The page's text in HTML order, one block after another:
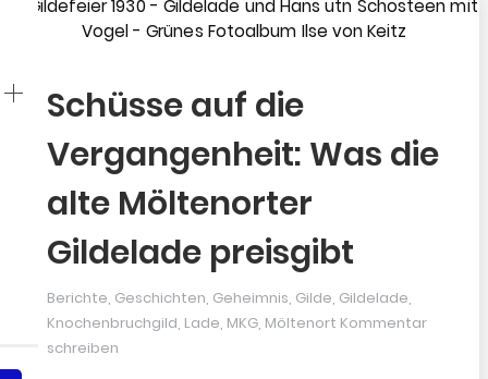
Schüsse auf die
Vergangenheit: Was die
alte Möltenorter
Gildelade preisgibt
Berichte, Geschichten, Geheimnis, Gilde, Gildelade,
Knochenbruchgild, Lade, MKG, Möltenort Kommentar
schreiben